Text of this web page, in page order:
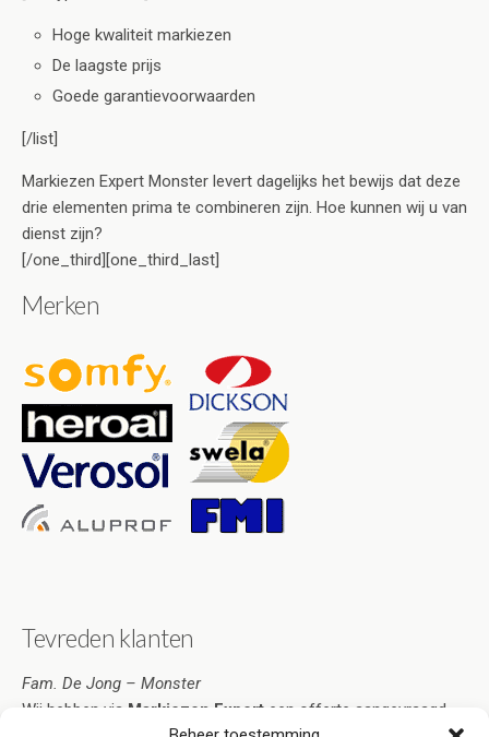
Hoge kwaliteit markiezen
De laagste prijs
Goede garantievoorwaarden
[/list]
Markiezen Expert Monster levert dagelijks het bewijs dat deze
drie elementen prima te combineren zijn. Hoe kunnen wij u van
dienst zijn?
[/one_third][one_third_last]
Merken
Tevreden klanten
Fam. De Jong – Monster
Wij hebben via Markiezen Expert een offerte aangevraagd.